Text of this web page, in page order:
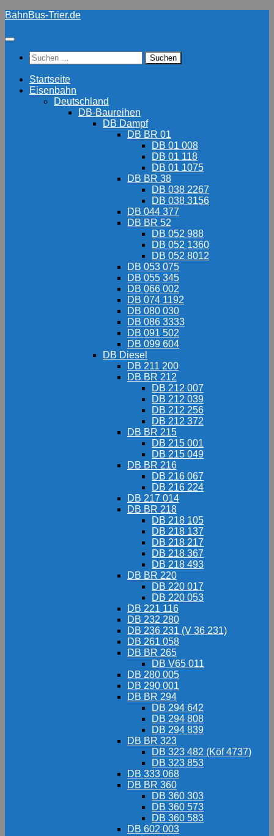
Zum
springen
BahnBus-Trier.de
Suchen
nach:
Startseite
Eisenbahn
Deutschland
DB-Baureihen
DB Dampf
DB BR 01
DB 01 008
DB 01 118
DB 01 1075
DB BR 38
DB 038 2267
DB 038 3156
DB 044 377
DB BR 52
DB 052 988
DB 052 1360
DB 052 8012
DB 053 075
DB 055 345
DB 066 002
DB 074 1192
DB 080 030
DB 086 3333
DB 091 502
DB 099 604
DB Diesel
DB 211 200
DB BR 212
DB 212 007
DB 212 039
DB 212 256
DB 212 372
DB BR 215
DB 215 001
DB 215 049
DB BR 216
DB 216 067
DB 216 224
DB 217 014
DB BR 218
DB 218 105
DB 218 137
DB 218 217
DB 218 367
DB 218 493
DB BR 220
DB 220 017
DB 220 053
DB 221 116
DB 232 280
DB 236 231 (V 36 231)
DB 261 058
DB BR 265
DB V65 011
DB 280 005
DB 290 001
DB BR 294
DB 294 642
DB 294 808
DB 294 839
DB BR 323
DB 323 482 (Köf 4737)
DB 323 853
DB 333 068
DB BR 360
DB 360 303
DB 360 573
DB 360 583
DB 602 003